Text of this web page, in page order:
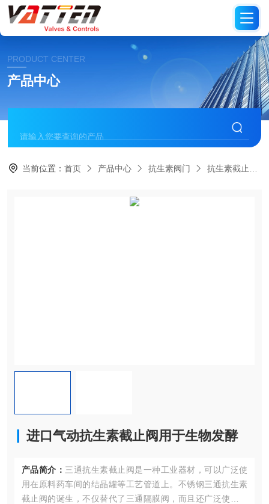
PRODUCT CENTER
产品中心
当前位置：首页 产品中心 抗生素阀门 抗生素截止阀
进口气动抗生素截止阀用于生物发酵
产品简介： 三通抗生素截止阀是一种工业器材，可以广泛使
用在原料药车间的结晶罐等工艺管道上。不锈钢三通抗生素
截止阀的诞生，不仅替代了三通隔膜阀，而且还广泛使用在